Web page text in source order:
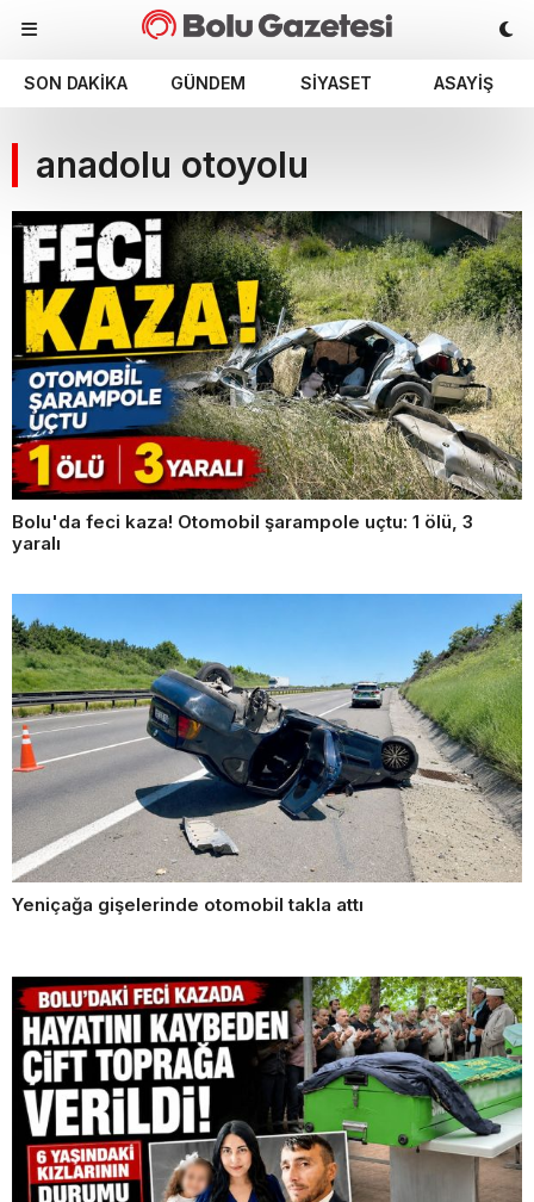
SON DAKIKA GÜNDEM SIYASET ASAYIŞ
anadolu otoyolu
Bolu'da feci kaza! Otomobil şarampole uçtu: 1 ölü, 3
yaralı
Yeniçağa gişelerinde otomobil takla attı